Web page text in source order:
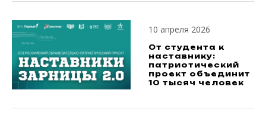
10 апреля 2026
От студента к
наставнику:
патриотический
проект объединит
10 тысяч человек